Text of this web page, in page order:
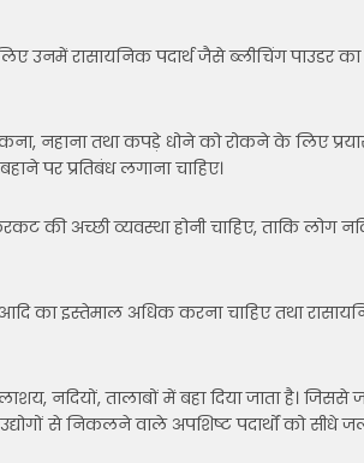
उनमें रासायनिक पदार्थ जैसे ब्लीचिंग पाउडर का
नहाना तथा कपड़े धोने को रोकने के लिए
पर प्रतिबंध लगाना चाहिए।
की अच्छी व्यवस्था होनी चाहिए, ताकि लोग
का इस्तेमाल अधिक करना चाहिए तथा
नदियों, तालाबों में बहा दिया जाता है। जिससे
से निकलने वाले अपशिष्ट पदार्थों को सीधे